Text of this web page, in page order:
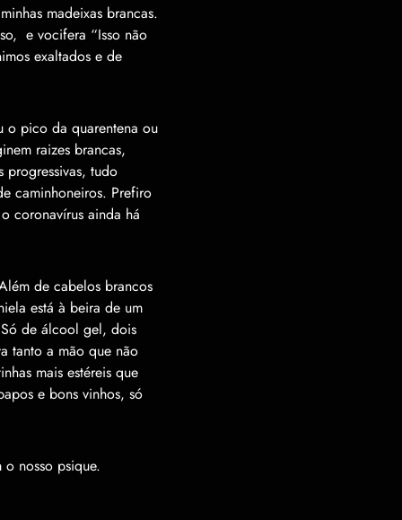
madeixas brancas.
e vocifera “Isso não
exaltados e de
o pico da quarentena ou
raizes brancas,
progressivas, tudo
caminhoneiros. Prefiro
coronavírus ainda há
ém de cabelos brancos
está à beira de um
ó de álcool gel, dois
tanto a mão que não
mais estéreis que
e bons vinhos, só
o nosso psique.